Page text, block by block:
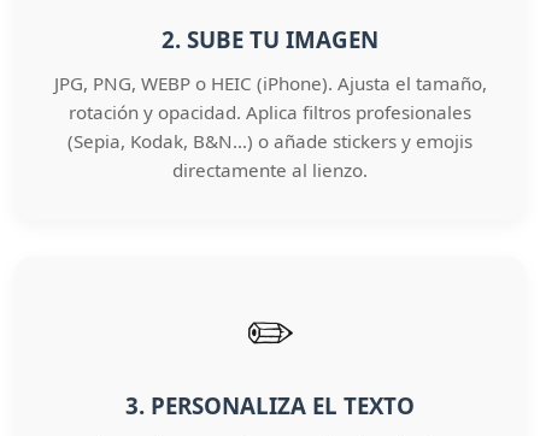
2. SUBE TU IMAGEN
JPG, PNG, WEBP o HEIC (iPhone). Ajusta el tamaño,
rotación y opacidad. Aplica filtros profesionales
(Sepia, Kodak, B&N…) o añade stickers y emojis
directamente al lienzo.
✏️
3. PERSONALIZA EL TEXTO